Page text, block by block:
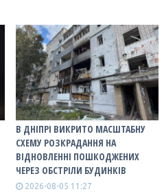
В ДНІПРІ ВИКРИТО МАСШТАБНУ
СХЕМУ РОЗКРАДАННЯ НА
ВІДНОВЛЕННІ ПОШКОДЖЕНИХ
ЧЕРЕЗ ОБСТРІЛИ БУДИНКІВ
2026-08-05 11:27